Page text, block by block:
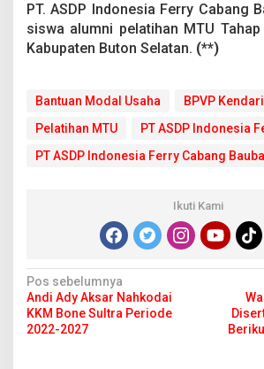
PT. ASDP Indonesia Ferry Cabang
siswa alumni pelatihan MTU
Kabupaten Buton Selatan. (**)
Bantuan Modal Usaha BPVP Kendari
Pelatihan MTU
PT ASDP Indonesia
PT ASDP Indonesia Ferry Cabang
Ikuti Kami
N
a
v
Pos sebelumnya
Andi Ady Aksar Nahkodai
KKM Bone Sultra Periode
2022-2027